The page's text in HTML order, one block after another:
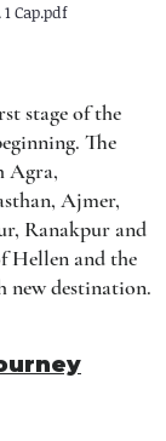
Cap.pdf
stage of the
The
Agra,
Ajmer,
Ranakpur and
Hellen and the
new destination.